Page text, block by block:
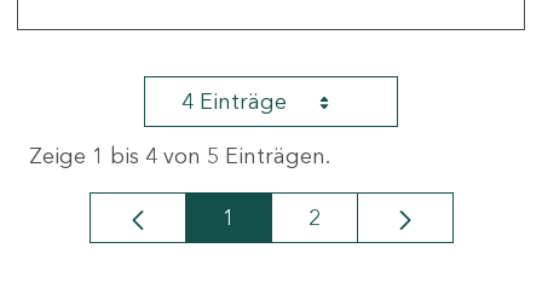
4 Einträge
Zeige 1 bis 4 von 5 Einträgen.
Seite
1 Seite
2